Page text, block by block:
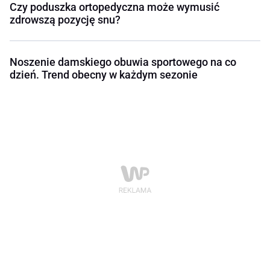
Czy poduszka ortopedyczna może wymusić
zdrowszą pozycję snu?
Noszenie damskiego obuwia sportowego na co
dzień. Trend obecny w każdym sezonie